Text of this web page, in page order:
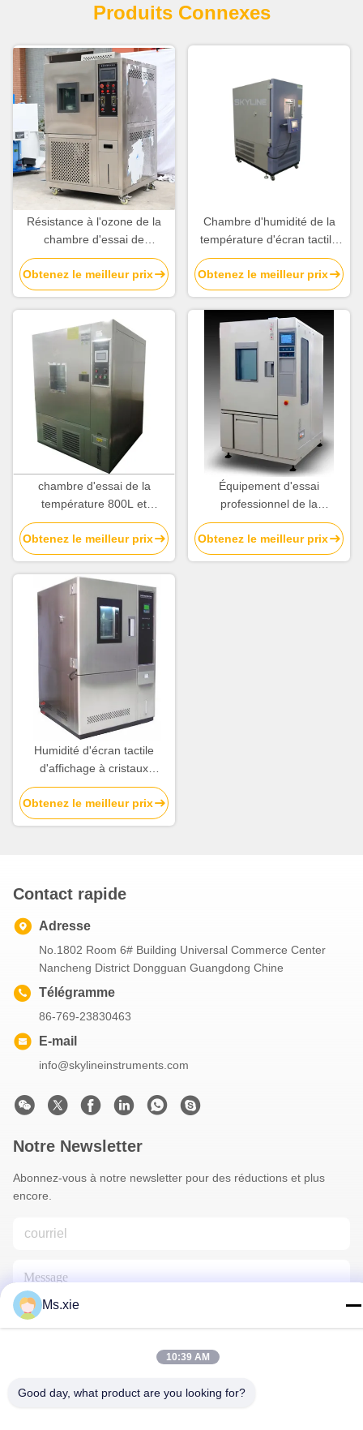
Produits Connexes
Résistance à l'ozone de la
chambre d'essai de
température et d'humidité
Obtenez le meilleur prix
Chambre d'humidité de la
température d'écran tactile
d'affichage à cristaux
liquides avec l'économie de
l'espace conçue
Obtenez le meilleur prix
chambre d'essai de la
température 800L et
d'humidité avec le dispositif
de protection de sécurité
Obtenez le meilleur prix
Équipement d'essai
professionnel de la
température, chambre
climatique d'essai d'écran
tactile de 6,55 pouces
Obtenez le meilleur prix
Humidité d'écran tactile
d'affichage à cristaux
liquides et chambre à
température contrôlée pour
l'industrie aérospatiale
Obtenez le meilleur prix
Contact rapide
Adresse
No.1802 Room 6# Building Universal Commerce Center
Nancheng District Dongguan Guangdong Chine
Télégramme
86-769-23830463
E-mail
info@skylineinstruments.com
Notre Newsletter
Abonnez-vous à notre newsletter pour des réductions et plus
encore.
Ms.xie
10:39 AM
Good day, what product are you looking for?